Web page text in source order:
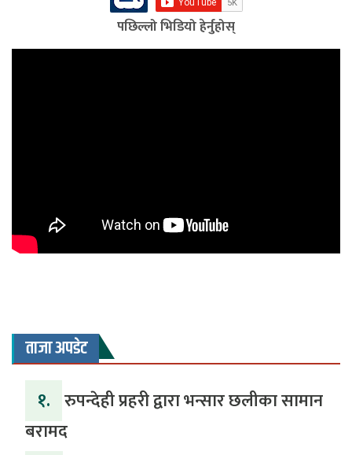
पछिल्लो भिडियो हेर्नुहोस्
ताजा अपडेट
१. रुपन्देही प्रहरी द्वारा भन्सार छलीका सामान
बरामद